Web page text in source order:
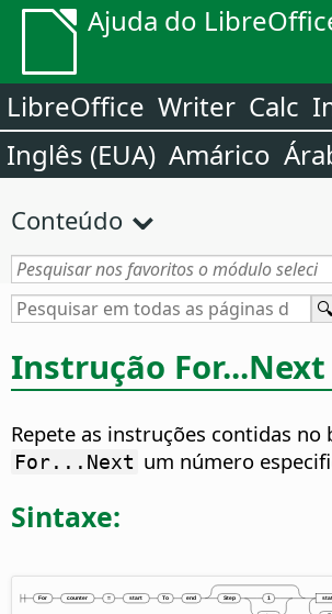
Ajuda do
LibreOffice Writer Calc
Inglês (EUA) Amárico
Conteúdo
Instrução For...Next
Repete as instruções contidas no
For...Next um número
Sintaxe: